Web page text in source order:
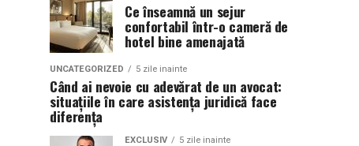
Ce înseamnă un sejur
confortabil într-o cameră de
hotel bine amenajată
UNCATEGORIZED 5 zile inainte
Când ai nevoie cu adevărat de un avocat:
situațiile în care asistența juridică face
diferența
EXCLUSIV 5 zile inainte